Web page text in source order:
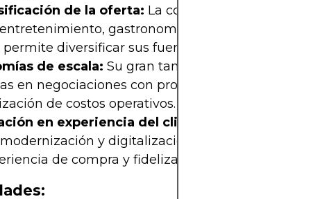
de la oferta: La compañía integra
gastronomía y servicios
diversificar sus fuentes de ingreso.
de escala: Su gran tamaño y alcance le
en negociaciones con proveedores y en la
de costos operativos.
en experiencia del cliente:
y digitalización de sus centros,
de compra y fidelizando a sus clientes.